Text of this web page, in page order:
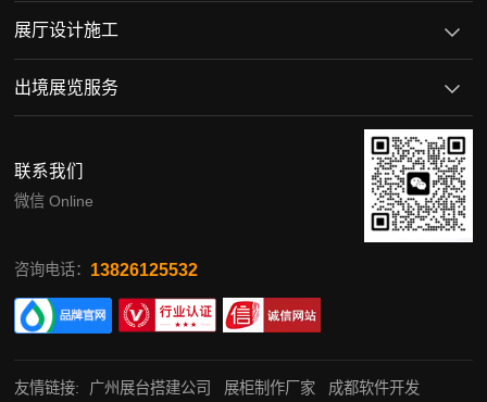
展厅设计施工
出境展览服务
联系我们
微信 Online
咨询电话： 13826125532
友情链接: 广州展台搭建公司 展柜制作厂家 成都软件开发